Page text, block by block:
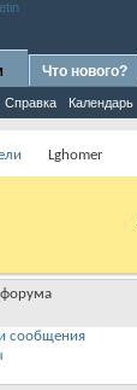
Справка Календарь
Что нового?
Lghomer
сообщения